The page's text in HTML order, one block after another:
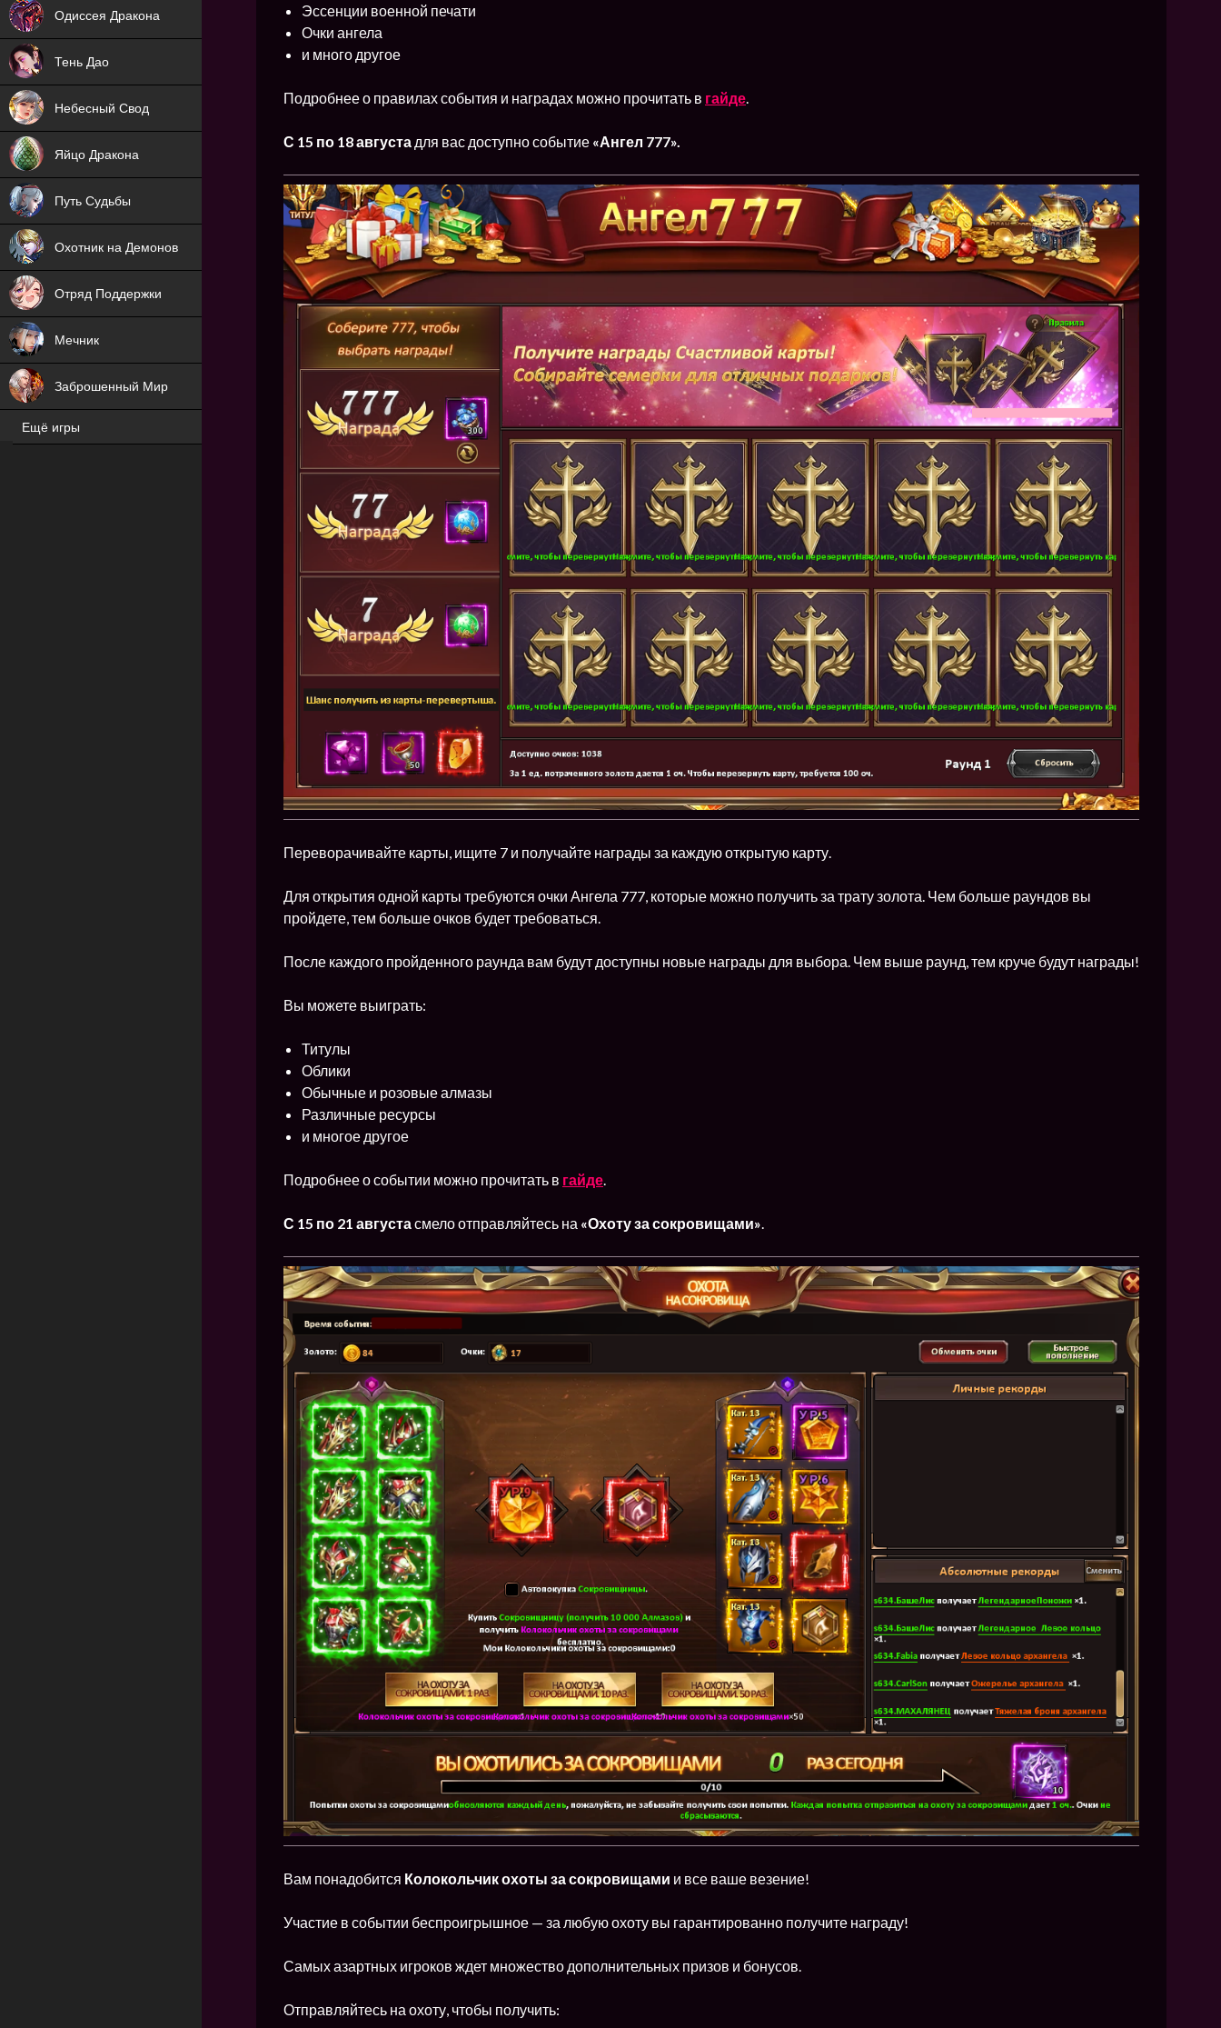
Эссенции военной печати
Очки ангела
и много другое
Подробнее о правилах события и наградах можно прочитать в гайде
С 15 по 18 августа для вас доступно событие «Ангел 777».
Переворачивайте карты, ищите 7 и получайте награды за каждую открытую карту.
Для открытия одной карты требуются очки Ангела 777, которые можно получить за трату золота. Чем больше раундов вы
пройдете, тем больше очков будет требоваться.
После каждого пройденного раунда вам будут доступны новые награды для выбора. Чем выше раунд, тем круче будут награды!
Вы можете выиграть:
Титулы
Облики
Обычные и розовые алмазы
Различные ресурсы
и многое другое
Подробнее о событии можно прочитать в гайде.
С 15 по 21 августасмело отправляйтесь на «Охоту за сокровищами».
Вам понадобится Колокольчик охоты за сокровищами и все ваше везение!
Участие в событии беспроигрышное — за любую охоту вы гарантированно получите награду!
Самых азартных игроков ждет множество дополнительных призов и бонусов.
Отправляйтесь на охоту, чтобы получить:
Одиссея Дракона
Тень Дао
NEW
Небесный Свод
NEW
Яйцо Дракона
NEW
Путь Судьбы
NEW
Охотник на Демонов
ХИТ
Отряд Поддержки
ХИТ
Мечник
Заброшенный Мир
NEW
Ещё игры
ХИТ